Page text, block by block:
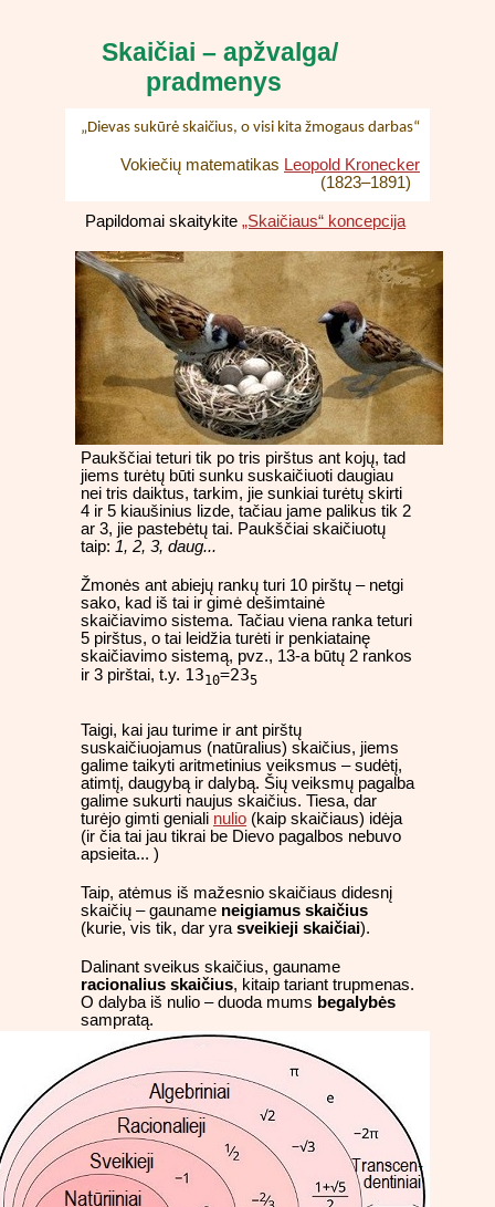
Skaičiai – apžvalga/
pradmenys
„Dievas sukūrė skaičius, o visi kita žmogaus darbas“
Vokiečių matematikas Leopold Kronecker
(1823–1891)
Papildomai skaitykite „Skaičiaus“ koncepcija
Paukščiai teturi tik po tris pirštus ant kojų, tad
jiems turėtų būti sunku suskaičiuoti daugiau
nei tris daiktus, tarkim, jie sunkiai turėtų skirti
4 ir 5 kiaušinius lizde, tačiau jame palikus tik 2
ar 3, jie pastebėtų tai. Paukščiai skaičiuotų
taip: 1, 2, 3, daug...
Žmonės ant abiejų rankų turi 10 pirštų – netgi
sako, kad iš tai ir gimė dešimtainė
skaičiavimo sistema. Tačiau viena ranka teturi
5 pirštus, o tai leidžia turėti ir penkiatainę
skaičiavimo sistemą, pvz., 13-a būtų 2 rankos
ir 3 pirštai, t.y. 1310=235
Taigi, kai jau turime ir ant pirštų
suskaičiuojamus (natūralius) skaičius, jiems
galime taikyti aritmetinius veiksmus – sudėtį,
atimtį, daugybą ir dalybą. Šių veiksmų pagalba
galime sukurti naujus skaičius. Tiesa, dar
turėjo gimti geniali nulio (kaip skaičiaus) idėja
(ir čia tai jau tikrai be Dievo pagalbos nebuvo
apsieita... )
Taip, atėmus iš mažesnio skaičiaus didesnį
skaičių – gauname neigiamus skaičius
(kurie, vis tik, dar yra sveikieji skaičiai).
Dalinant sveikus skaičius, gauname
racionalius skaičius, kitaip tariant trupmenas.
O dalyba iš nulio – duoda mums begalybės
sampratą.